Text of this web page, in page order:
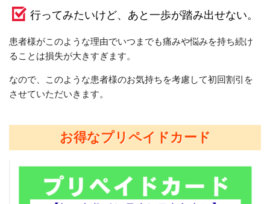
行ってみたいけど、あと一歩が踏み出せない。
患者様がこのような理由でいつまでも痛みや悩みを持ち続け
ることは損失が大きすぎます。
なので、このような患者様のお気持ちを考慮して初回割引を
させていただいきます。
お得なプリペイドカード